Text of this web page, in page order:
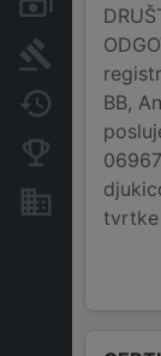
Računi i
Arhiva
Promjene
BB,
tvrtke